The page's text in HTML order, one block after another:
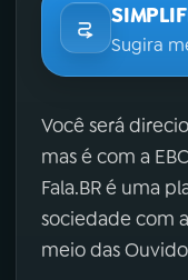
Sugira
Você será
mas é com a
Fala.BR é uma
sociedade com
meio das